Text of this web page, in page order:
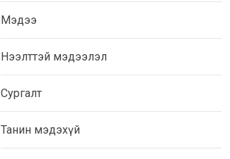
Мэдээ
Нээлттэй мэдээлэл
Сургалт
Танин мэдэхүй